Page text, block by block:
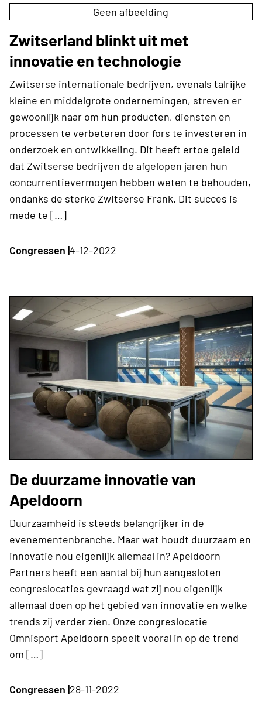
Geen afbeelding
Zwitserland blinkt uit met
innovatie en technologie
Zwitserse internationale bedrijven, evenals talrijke
kleine en middelgrote ondernemingen, streven er
gewoonlijk naar om hun producten, diensten en
processen te verbeteren door fors te investeren in
onderzoek en ontwikkeling. Dit heeft ertoe geleid
dat Zwitserse bedrijven de afgelopen jaren hun
concurrentievermogen hebben weten te behouden,
ondanks de sterke Zwitserse Frank. Dit succes is
mede te […]
Congressen |4-12-2022
De duurzame innovatie van
Apeldoorn
Duurzaamheid is steeds belangrijker in de
evenementenbranche. Maar wat houdt duurzaam en
innovatie nou eigenlijk allemaal in? Apeldoorn
Partners heeft een aantal bij hun aangesloten
congreslocaties gevraagd wat zij nou eigenlijk
allemaal doen op het gebied van innovatie en welke
trends zij verder zien. Onze congreslocatie
Omnisport Apeldoorn speelt vooral in op de trend
om […]
Congressen |28-11-2022